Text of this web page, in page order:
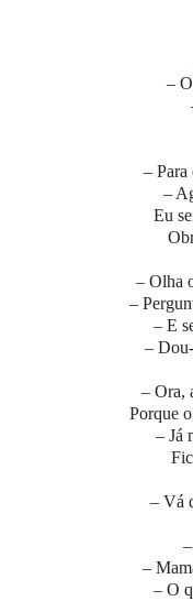
–
– Para
–
Eu
– Olha
–
– E
–
– Ora,
Porque
– Já
– Vá
–
– O